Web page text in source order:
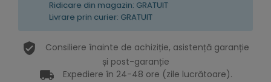
Ridicare din magazin: GRATUIT
Livrare prin curier: GRATUIT
Consiliere înainte de achiziție, asistență garanție
și post-garanție
Expediere în 24-48 ore (zile lucrătoare).